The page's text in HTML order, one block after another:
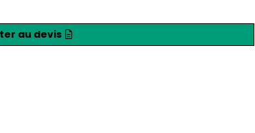
au devis